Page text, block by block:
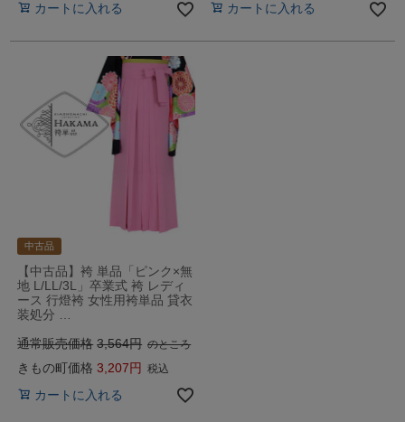
カートに入れる カートに入れる
中古品
【中古品】袴 単品「ピンク×無
地 L/LL/3L」卒業式 袴 レディ
ース 行燈袴 女性用袴単品 貸衣
装処分 …
通常販売価格 3,564 のところ
きもの町価格 3,207 税込
カートに入れる